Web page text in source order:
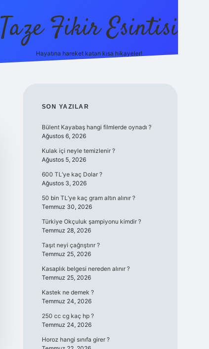
Taze Fikir Esintisi
Hayatına hareket katan kısa hikayeler!
SIDEBAR
SON YAZILAR
Bülent Kayabaş hangi filmlerde oynadı ?
Ağustos 6, 2026
Kulak içi neyle temizlenir ?
Ağustos 5, 2026
600 TL’ye kaç Dolar ?
Ağustos 3, 2026
50 bin TL’ye kaç gram altın alınır ?
Temmuz 30, 2026
Türkiye Okçuluk şampiyonu kimdir ?
Temmuz 28, 2026
Taşıt neyi çağrıştırır ?
Temmuz 25, 2026
Kasaplık belgesi nereden alınır ?
Temmuz 25, 2026
Kastek ne demek ?
Temmuz 24, 2026
250 cc cg kaç hp ?
Temmuz 24, 2026
Horoz hangi sınıfa girer ?